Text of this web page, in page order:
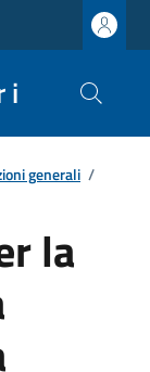
i
generali /
la